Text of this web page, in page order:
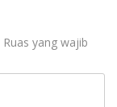
Ruas yang wajib